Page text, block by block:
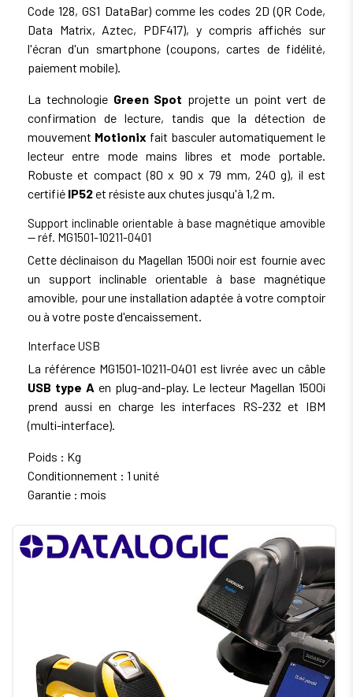
Code 128, GS1 DataBar) comme les codes 2D (QR Code,
Data Matrix, Aztec, PDF417), y compris affichés sur
l'écran d'un smartphone (coupons, cartes de fidélité,
paiement mobile).
La technologie Green Spot projette un point vert de
confirmation de lecture, tandis que la détection de
mouvement Motionix fait basculer automatiquement le
lecteur entre mode mains libres et mode portable.
Robuste et compact (80 x 90 x 79 mm, 240 g), il est
certifié IP52 et résiste aux chutes jusqu'à 1,2 m.
Support inclinable orientable à base magnétique amovible
— réf. MG1501-10211-0401
Cette déclinaison du Magellan 1500i noir est fournie avec
un support inclinable orientable à base magnétique
amovible, pour une installation adaptée à votre comptoir
ou à votre poste d'encaissement.
Interface USB
La référence MG1501-10211-0401 est livrée avec un câble
USB type A en plug-and-play. Le lecteur Magellan 1500i
prend aussi en charge les interfaces RS-232 et IBM
(multi-interface).
Poids : Kg
Conditionnement : 1 unité
Garantie : mois